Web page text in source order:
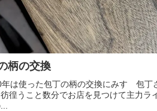
柄の交換
は使った包丁の柄の交換にみすゞ包丁
彷徨うこと数分でお店を見つけて主力ラ